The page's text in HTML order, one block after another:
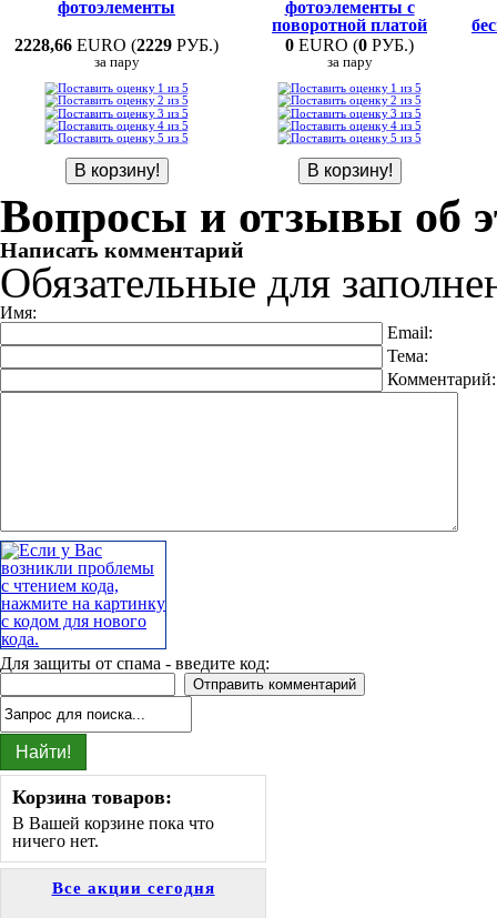
фотоэлементы
2228,66 EURO (2229 РУБ.)
за пару
фотоэлементы с
поворотной платой
0 EURO (0 РУБ.)
за пару
Вопросы и отзывы об
Написать комментарий
Обязательные для
Имя:
Email:
Тема:
Для защиты от спама - введите код:
Корзина товаров:
В Вашей корзине пока что
ничего нет.
Все акции сегодня